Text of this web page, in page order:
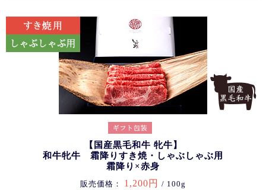
【国産黒毛和牛 牝牛】
和牛牝牛 霜降りすき焼・しゃぶしゃぶ用
霜降り×赤身
販売価格： 1,200円 / 100g